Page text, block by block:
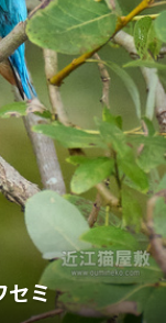
セミ